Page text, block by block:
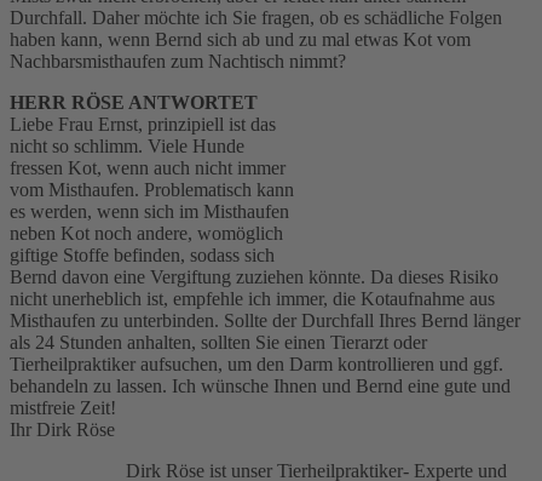
Durchfall. Daher möchte ich Sie fragen, ob es schädliche Folgen
haben kann, wenn Bernd sich ab und zu mal etwas Kot vom
Nachbarsmisthaufen zum Nachtisch nimmt?
HERR RÖSE ANTWORTET
Liebe Frau Ernst, prinzipiell ist das
nicht so schlimm. Viele Hunde
fressen Kot, wenn auch nicht immer
vom Misthaufen. Problematisch kann
es werden, wenn sich im Misthaufen
neben Kot noch andere, womöglich
giftige Stoffe befinden, sodass sich
Bernd davon eine Vergiftung zuziehen könnte. Da dieses Risiko
nicht unerheblich ist, empfehle ich immer, die Kotaufnahme aus
Misthaufen zu unterbinden. Sollte der Durchfall Ihres Bernd länger
als 24 Stunden anhalten, sollten Sie einen Tierarzt oder
Tierheilpraktiker aufsuchen, um den Darm kontrollieren und ggf.
behandeln zu lassen. Ich wünsche Ihnen und Bernd eine gute und
mistfreie Zeit!
Ihr Dirk Röse
Dirk Röse ist unser Tierheilpraktiker- Experte und